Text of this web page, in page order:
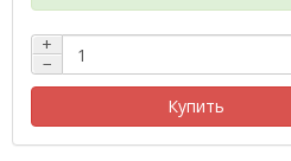
+
−
Купить